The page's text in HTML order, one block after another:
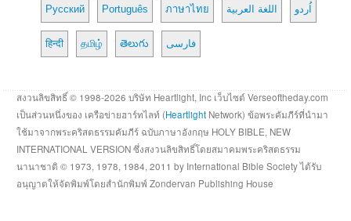
Русский Português ภาษาไทย اللغة العربية اُردو
हिन्दी தமிழ் తెలుగు فارسی
สงวนลิขสิทธิ์ © 1998-2026 บริษัท Heartlight, Inc เว็บไซต์ Verseoftheday.com
เป็นส่วนหนึ่งของ เครือข่ายฮาร์ทไลท์ (Heartlight Network) ข้อพระคัมภีร์ที่นำมา
ใช้มาจากพระคริสตธรรมคัมภีร์ ฉบับภาษาอังกฤษ HOLY BIBLE, NEW
INTERNATIONAL VERSION ซึ่งสงวนลิขสิทธิ์โดยสมาคมพระคริสตธรรม
นานาชาติ © 1973, 1978, 1984, 2011 by International Bible Society ได้รับ
อนุญาตให้จัดพิมพ์โดยสำนักพิมพ์ Zondervan Publishing House